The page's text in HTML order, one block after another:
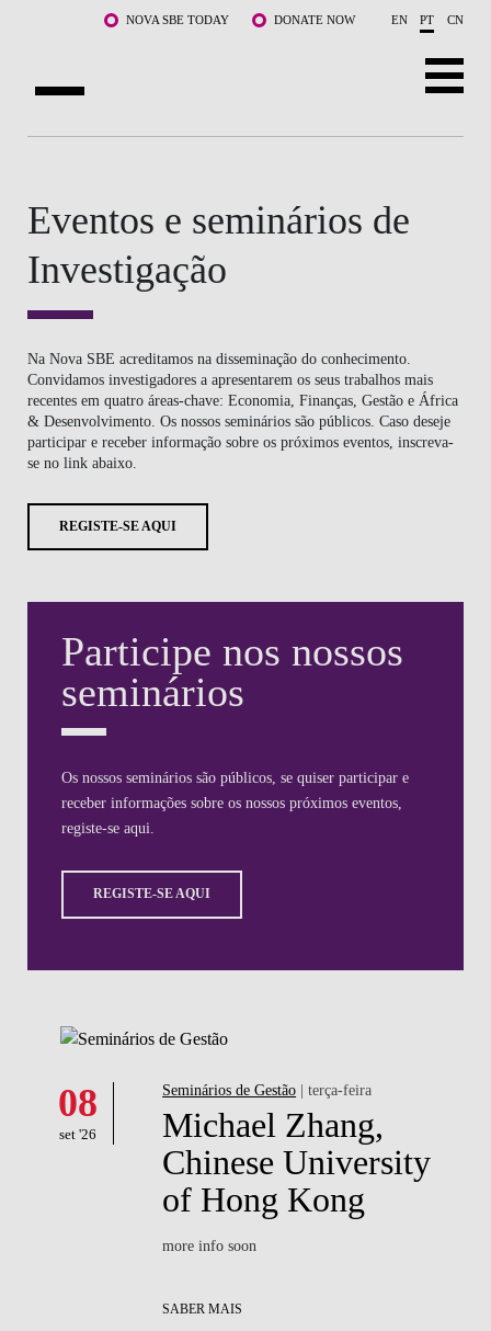
Saltar para o conteúdo principalNOVA SBE TODAY DONATE NOW EN PT CN
LIFE AT NOVA SBE
WHAT'S HAPPENING
Eventos e seminários de
Investigação
Na Nova SBE acreditamos na disseminação do conhecimento.
Convidamos investigadores a apresentarem os seus trabalhos mais
recentes em quatro áreas-chave: Economia, Finanças, Gestão e África
& Desenvolvimento. Os nossos seminários são públicos. Caso deseje
participar e receber informação sobre os próximos eventos, inscreva-
se no link abaixo.
REGISTE-SE AQUI
Participe nos nossos
seminários
Os nossos seminários são públicos, se quiser participar e
receber informações sobre os nossos próximos eventos,
registe-se aqui.
REGISTE-SE AQUI
08
set '26
Seminários de Gestão | terça-feira
Michael Zhang,
Chinese University
of Hong Kong
more info soon
SABER MAIS